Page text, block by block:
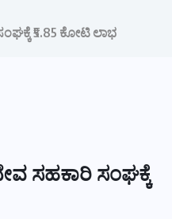
₹5.85 ಕೋಟಿ ಲಾಭ
ಸಹಕಾರಿ ಸಂಘಕ್ಕೆ